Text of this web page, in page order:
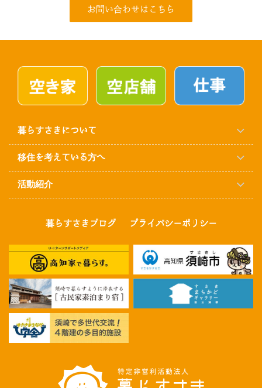
お問い合わせはこちら
暮らすさきについて
移住を考えている方へ
活動紹介
暮らすさきブログ プライバシーポリシー